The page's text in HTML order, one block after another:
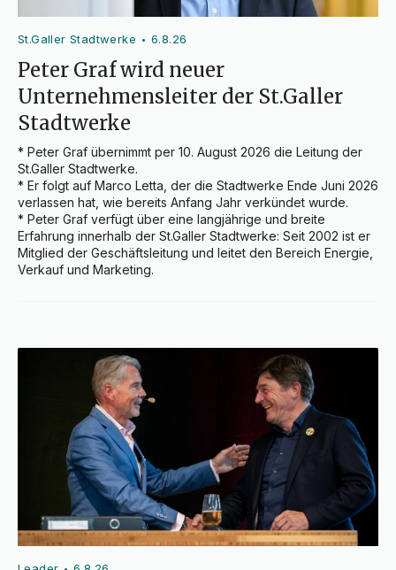
St.Galler Stadtwerke • 6.8.26
Peter Graf wird neuer
Unternehmensleiter der St.Galler
Stadtwerke
* Peter Graf übernimmt per 10. August 2026 die Leitung der
St.Galler Stadtwerke.
* Er folgt auf Marco Letta, der die Stadtwerke Ende Juni 2026
verlassen hat, wie bereits Anfang Jahr verkündet wurde.
* Peter Graf verfügt über eine langjährige und breite
Erfahrung innerhalb der St.Galler Stadtwerke: Seit 2002 ist er
Mitglied der Geschäftsleitung und leitet den Bereich Energie,
Verkauf und Marketing.